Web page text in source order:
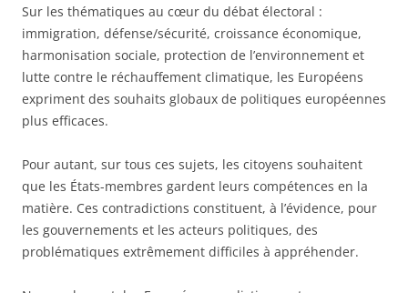
Sur les thématiques au cœur du débat électoral :
immigration, défense/sécurité, croissance économique,
harmonisation sociale, protection de l’environnement et
lutte contre le réchauffement climatique, les Européens
expriment des souhaits globaux de politiques européennes
plus efficaces.
Pour autant, sur tous ces sujets, les citoyens souhaitent
que les États-membres gardent leurs compétences en la
matière. Ces contradictions constituent, à l’évidence, pour
les gouvernements et les acteurs politiques, des
problématiques extrêmement difficiles à appréhender.